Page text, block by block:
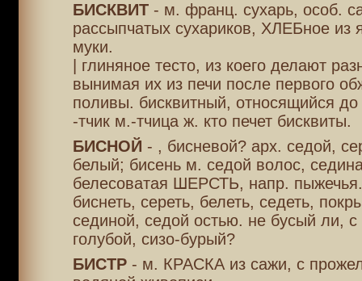
БИСКВИТ- м. франц. сухарь, особ.
рассыпчатых сухариков, ХЛЕБное из
муки.
| глиняное тесто, из коего делают
вынимая их из печи после первого
поливы. бисквитный, относящийся до
-тчик м.-тчица ж. кто печет бисквиты.
БИСНОЙ - , бисневой? арх. седой,
белый; бисень м. седой волос,
белесоватая ШЕРСТЬ, напр. пыжечья.
биснеть, сереть, белеть, седеть,
сединой, седой остью. не бусый ли, с
голубой, сизо-бурый?
БИСТР- м. КРАСКА из сажи, с